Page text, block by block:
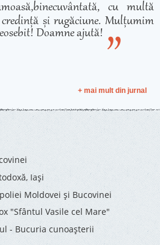
cu multă
și rugăciune. Mulțumim
Doamne ajută!
+ mai mult din jurnal
Iaşi
Moldovei și Bucovinei
"Sfântul Vasile cel Mare"
- Bucuria cunoaşterii